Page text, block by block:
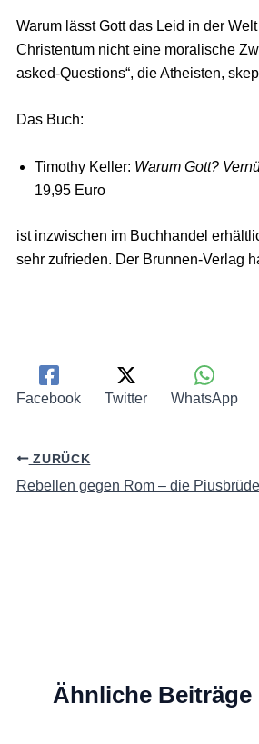
Warum lässt Gott das Leid in der
Christentum nicht eine moralische
asked-Questions“, die Atheisten,
Das Buch:
Timothy Keller: Warum Gott?
19,95 Euro
ist inzwischen im Buchhandel
sehr zufrieden. Der Brunnen-Verlag
Facebook Twitter WhatsApp
ZURÜCK
Rebellen gegen Rom – die
Ähnliche Beiträge